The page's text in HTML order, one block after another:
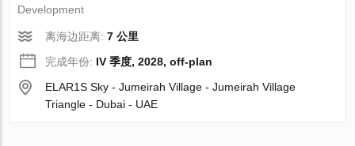
Development
离海边距离:7 公里
完成年份: IV 季度, 2028, off-plan
ELAR1S Sky - Jumeirah Village - Jumeirah Village
Triangle - Dubai - UAE